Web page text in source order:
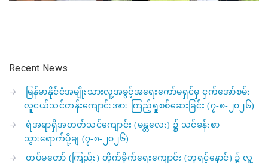
Recent News
မြန်မာနိုင်ငံအမျိုးသားလူ့အခွင့်အရေးကော်မရှင်မှ ငှက်အော်စမ်း
လူငယ်သင်တန်းကျောင်းအား ကြည့်ရှုစစ်ဆေးခြင်း (၇-၈-၂၀၂၆)
ရဲအရာရှိအတတ်သင်ကျောင်း (မန္တလေး) ၌ သင်ခန်းစာ
သွားရောက်ပို့ချ (၇-၈-၂၀၂၆)
တပ်မတော် (ကြည်း) တိုက်ခိုက်ရေးကျောင်း (ဘုရင့်နောင်) ၌ လူ့